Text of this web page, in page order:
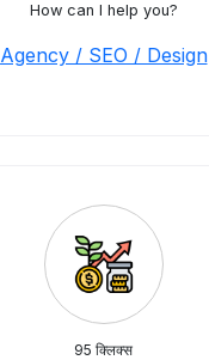
How can I help you?
Agency / SEO / Design
95 क्लिक्स